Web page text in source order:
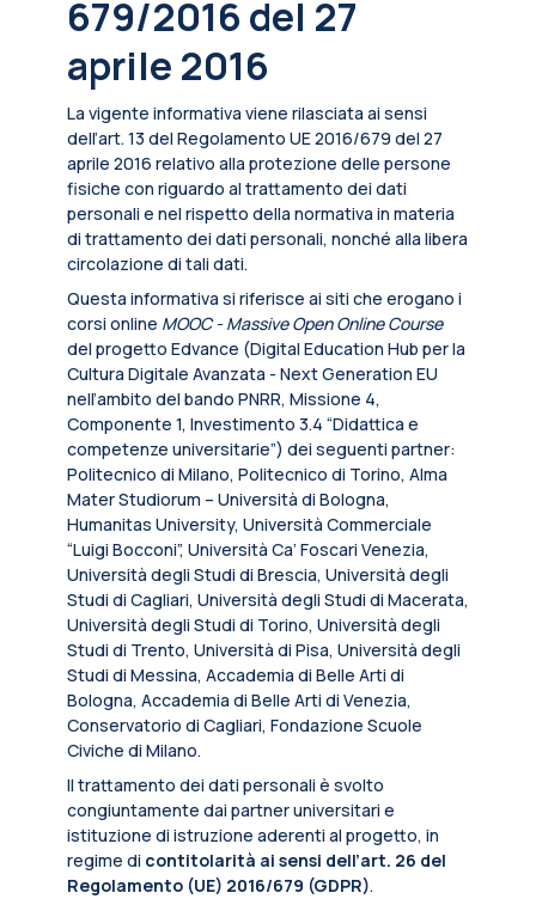
679/2016 del 27
aprile 2016
La vigente informativa viene rilasciata ai sensi
dell’art. 13 del Regolamento UE 2016/679 del 27
aprile 2016 relativo alla protezione delle persone
fisiche con riguardo al trattamento dei dati
personali e nel rispetto della normativa in materia
di trattamento dei dati personali, nonché alla libera
circolazione di tali dati.
Questa informativa si riferisce ai siti che erogano i
corsi online MOOC - Massive Open Online Course
del progetto Edvance (Digital Education Hub per la
Cultura Digitale Avanzata - Next Generation EU
nell’ambito del bando PNRR, Missione 4,
Componente 1, Investimento 3.4 “Didattica e
competenze universitarie”) dei seguenti partner:
Politecnico di Milano, Politecnico di Torino, Alma
Mater Studiorum – Università di Bologna,
Humanitas University, Università Commerciale
“Luigi Bocconi”, Università Ca’ Foscari Venezia,
Università degli Studi di Brescia, Università degli
Studi di Cagliari, Università degli Studi di Macerata,
Università degli Studi di Torino, Università degli
Studi di Trento, Università di Pisa, Università degli
Studi di Messina, Accademia di Belle Arti di
Bologna, Accademia di Belle Arti di Venezia,
Conservatorio di Cagliari, Fondazione Scuole
Civiche di Milano.
Il trattamento dei dati personali è svolto
congiuntamente dai partner universitari e
istituzione di istruzione aderenti al progetto, in
regime di contitolarità ai sensi dell’art. 26 del
Regolamento (UE) 2016/679 (GDPR).